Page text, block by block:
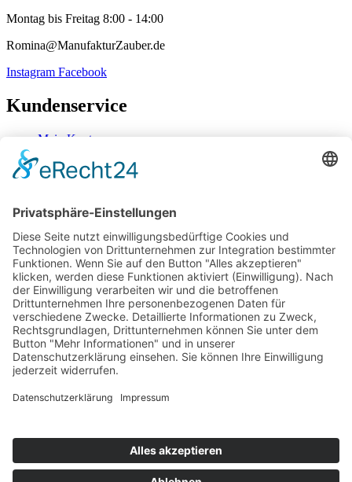
Montag bis Freitag 8:00 - 14:00
Romina@ManufakturZauber.de
Instagram Facebook
Kundenservice
Mein Konto
Zahlung & Versand
Widerrufsbelehrung
Mein Konto
Kontakt
Zahlung & Versand
Widerrufsbelehrung
Vertrag Widerrufen
Informationen
Über Mich
Impressum
AGB
Datenschutzerklärung
Impressum
Mein Konto